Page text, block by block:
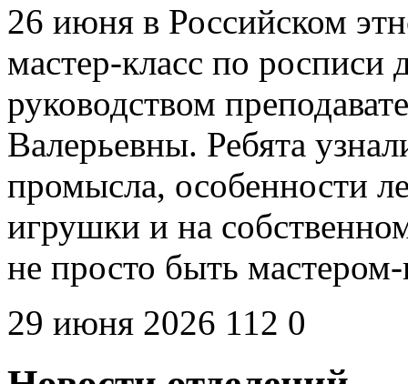
26 июня в Российском
мастер-класс по
руководством
Валерьевны. Ребята
промысла, особенности
игрушки и на
не просто быть
29 июня 2026 112 0